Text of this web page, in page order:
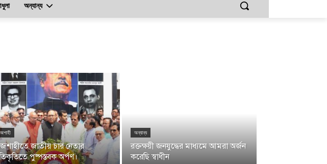
অন্যান্য
জাতীয় চার নেতার
পুষ্পস্তবক অর্পণ।
অন্যান্য
রক্তক্ষয়ী জনযুদ্ধের মাধ্যমে আমরা অর্জন
করেছি স্বাধীন